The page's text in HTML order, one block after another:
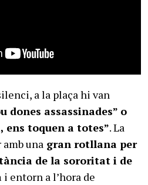
a la plaça hi van
dones assassinades” o
ens toquen a totes”. La
una gran rotllana per
de la sororitat i de
i entorn a l’hora de